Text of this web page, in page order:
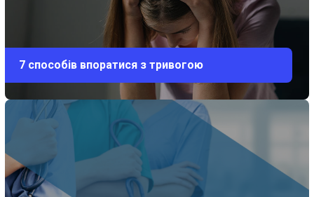
7 способів впоратися з тривогою